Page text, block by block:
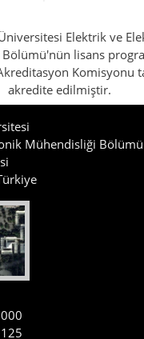
Elektrik ve
lisans
Komisyonu
akredite edilmiştir.
Mühendisliği Bölümü